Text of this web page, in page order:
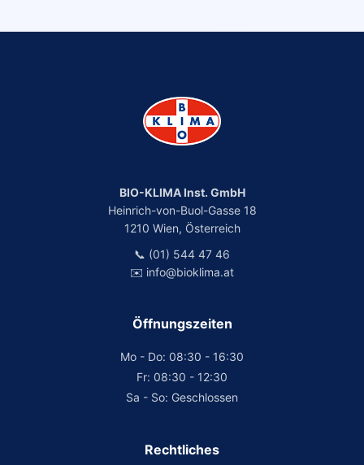
BIO-KLIMA Inst. GmbH
Heinrich-von-Buol-Gasse 18
1210 Wien, Österreich
📞 (01) 544 47 46
✉️ info@bioklima.at
Öffnungszeiten
Mo - Do: 08:30 - 16:30
Fr: 08:30 - 12:30
Sa - So: Geschlossen
Rechtliches